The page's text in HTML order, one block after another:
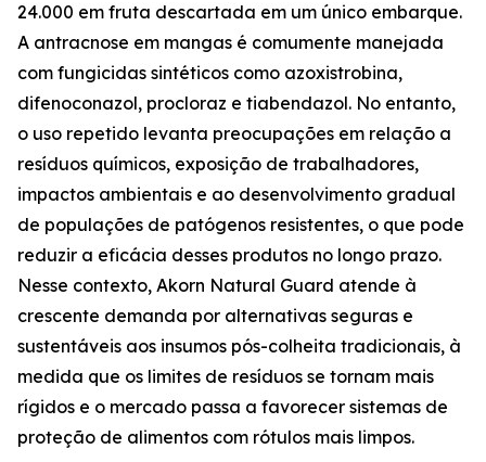
24.000 em fruta descartada em um único embarque.
A antracnose em mangas é comumente manejada
com fungicidas sintéticos como azoxistrobina,
difenoconazol, procloraz e tiabendazol. No entanto,
o uso repetido levanta preocupações em relação a
resíduos químicos, exposição de trabalhadores,
impactos ambientais e ao desenvolvimento gradual
de populações de patógenos resistentes, o que pode
reduzir a eficácia desses produtos no longo prazo.
Nesse contexto, Akorn Natural Guard atende à
crescente demanda por alternativas seguras e
sustentáveis aos insumos pós-colheita tradicionais, à
medida que os limites de resíduos se tornam mais
rígidos e o mercado passa a favorecer sistemas de
proteção de alimentos com rótulos mais limpos.